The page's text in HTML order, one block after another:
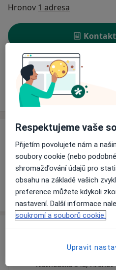
Hronov 1 adresa
Ceník Adresy
Ceník
Informace o službách a
Tento specialista ještě
svých
Ordinace
Náchodská 548, Hronov
Respektujeme vaše
Přijetím povolujete nám a
soubory cookie (nebo
shromažďování údajů pro
obsahu na základě vašich
preference můžete kdykoli
nastavení. Další informace
soukromí a souborů cookie.
Upravit